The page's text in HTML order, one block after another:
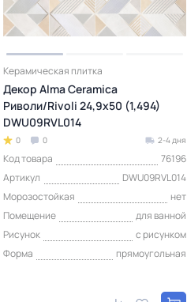
Керамическая плитка
Декор Alma Ceramica
Риволи/Rivoli 24,9х50 (1,494)
DWU09RVL014
0 0 2-4 дня
Код товара
76196
Артикул
DWU09RVL014
Морозостойкая
нет
Помещение
для ванной
Рисунок
с рисунком
Форма
прямоугольная